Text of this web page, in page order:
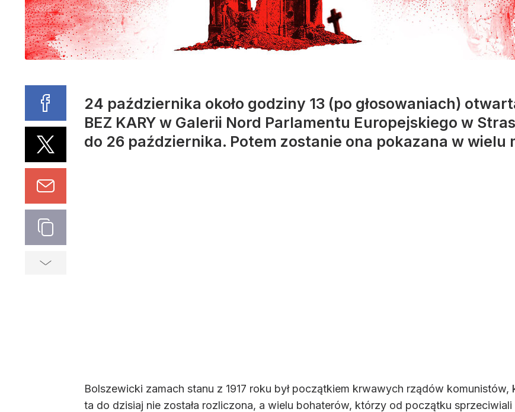
24 października około godziny 13 (po głosowaniach)
BEZ KARY w Galerii Nord Parlamentu Europejskiego w
do 26 października. Potem zostanie ona pokazana w wielu
Bolszewicki zamach stanu z 1917 roku był początkiem krwawych rządów komunistów,
ta do dzisiaj nie została rozliczona, a wielu bohaterów, którzy od początku